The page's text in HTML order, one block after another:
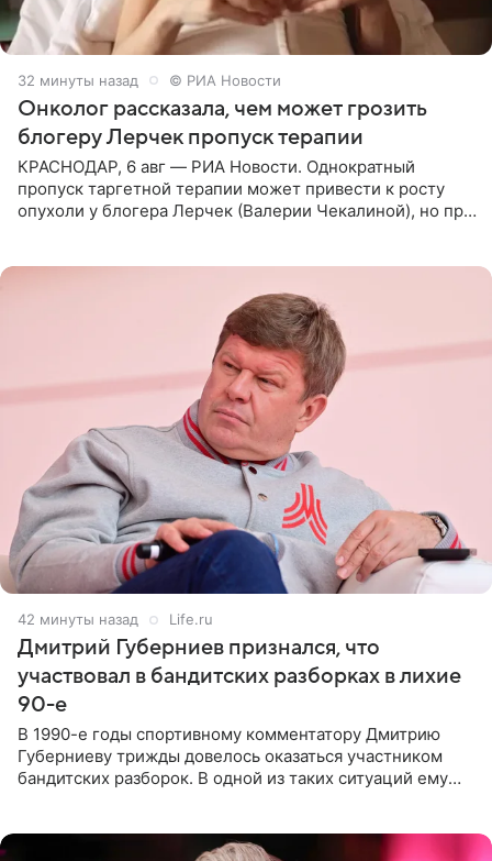
33 минуты назад © РИА Новости
Онколог рассказала, чем может грозить
блогеру Лерчек пропуск терапии
КРАСНОДАР, 6 авг — РИА Новости. Однократный
пропуск таргетной терапии может привести к росту
опухоли у блогера Лерчек (Валерии Чекалиной), но при
43 минуты назад Life.ru
Дмитрий Губерниев признался, что
участвовал в бандитских разборках в лихие
90-е
В 1990-е годы спортивному комментатору Дмитрию
Губерниеву трижды довелось оказаться участником
бандитских разборок. В одной из таких ситуаций ему